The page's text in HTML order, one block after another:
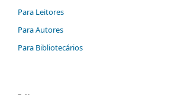
Para Leitores
Para Autores
Para Bibliotecários